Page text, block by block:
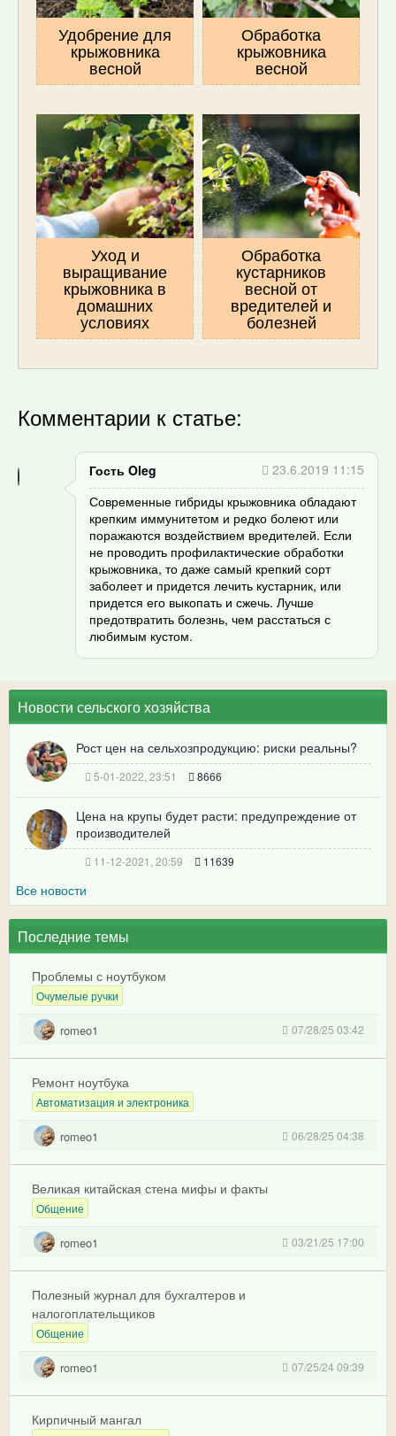
Удобрение для
крыжовника
весной
Обработка
крыжовника
весной
Уход и
выращивание
крыжовника в
домашних
условиях
Обработка
кустарников
весной от
вредителей и
болезней
Комментарии к статье:
Гость Oleg
23.6.2019 11:15
Современные гибриды крыжовника обладают
крепким иммунитетом и редко болеют или
поражаются воздействием вредителей. Если
не проводить профилактические обработки
крыжовника, то даже самый крепкий сорт
заболеет и придется лечить кустарник, или
придется его выкопать и сжечь. Лучше
предотвратить болезнь, чем расстаться с
любимым кустом.
Новости сельского хозяйства
Рост цен на сельхозпродукцию: риски реальны?
5-01-2022, 23:51 8666
Цена на крупы будет расти: предупреждение от
производителей
11-12-2021, 20:59 11639
Все новости
Последние темы
Проблемы с ноутбуком
Очумелые ручки
romeo1 07/28/25 03:42
Ремонт ноутбука
Автоматизация и электроника
romeo1 06/28/25 04:38
Великая китайская стена мифы и факты
Общение
romeo1 03/21/25 17:00
Полезный журнал для бухгалтеров и
налогоплательщиков
Общение
romeo1 07/25/24 09:39
Кирпичный мангал